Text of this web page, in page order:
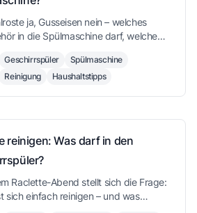
ja, Gusseisen nein – welches
in die Spülmaschine darf, welche
Geschirrspüler
Spülmaschine
Reinigung
Haushaltstipps
reinigen: Was darf in den
Raclette-Abend stellt sich die Frage:
sich einfach reinigen – und was